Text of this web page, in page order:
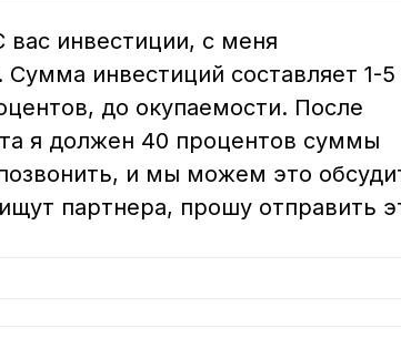
инвестиции, с меня
инвестиций составляет 1-5
до окупаемости. После
я должен 40 процентов суммы
и мы можем это
партнера, прошу отправить